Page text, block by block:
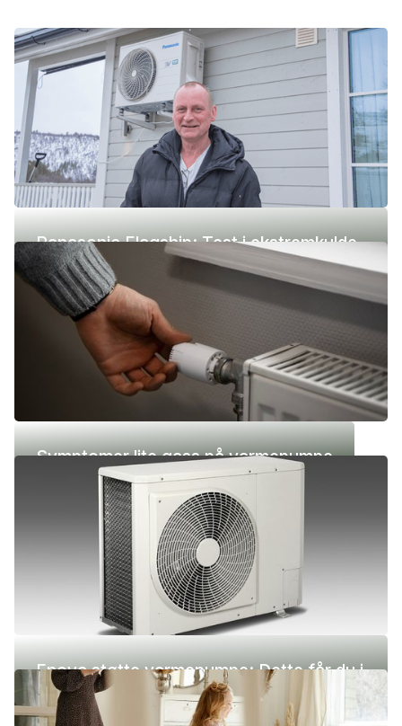
Panasonic Flagship: Test i ekstremkulde
(-42 °C)
Symptomer lite gass på varmepumpe
Enova støtte varmepumpe: Dette får du i
2026